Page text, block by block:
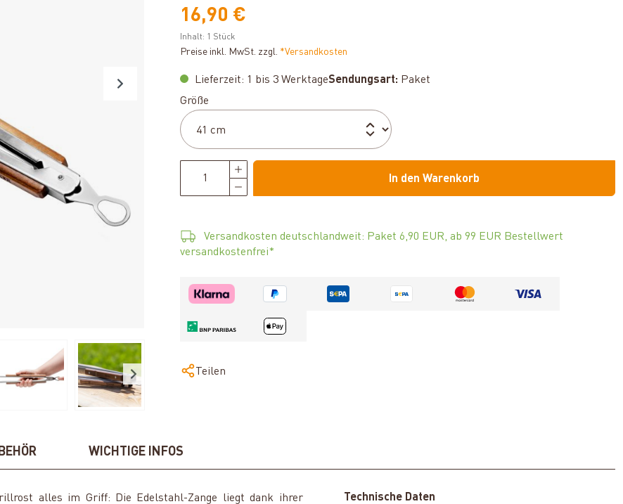
16,90 €
Inhalt: 1 Stück
Preise inkl. MwSt. zzgl. *Versandkosten
Lieferzeit: 1 bis 3 WerktageSendungsart: Paket
Größe
In den Warenkorb
Versandkosten deutschlandweit: Paket 6,90 EUR, ab 99 EUR Bestellwert
versandkostenfrei*
Teilen
WICHTIGE INFOS
alles im Griff: Die Edelstahl-Zange liegt dank ihrer
Technische Daten